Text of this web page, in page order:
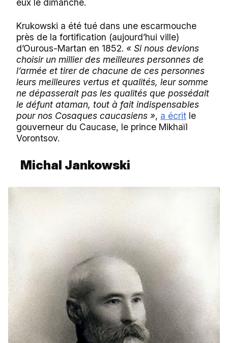
eux le dimanche.
Krukowski a été tué dans une escarmouche
près de la fortification (aujourd’hui ville)
d’Ourous-Martan en 1852. « Si nous devions
choisir un millier des meilleures personnes de
l’armée et tirer de chacune de ces personnes
leurs meilleures vertus et qualités, leur somme
ne dépasserait pas les qualités que possédait
le défunt ataman, tout à fait indispensables
pour nos Cosaques caucasiens », a écrit le
gouverneur du Caucase, le prince Mikhaïl
Vorontsov.
Michal Jankowski